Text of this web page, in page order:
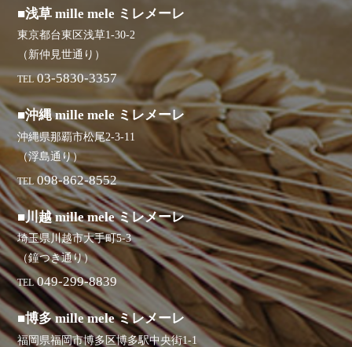
■浅草 mille mele ミレメーレ
東京都台東区浅草1-30-2
（新仲見世通り）
TEL 03-5830-3357
■沖縄 mille mele ミレメーレ
沖縄県那覇市松尾2-3-11
（浮島通り）
TEL 098-862-8552
■川越 mille mele ミレメーレ
埼玉県川越市大手町5-3
（鐘つき通り）
TEL 049-299-8839
■博多 mille mele ミレメーレ
福岡県福岡市博多区博多駅中央街1-1